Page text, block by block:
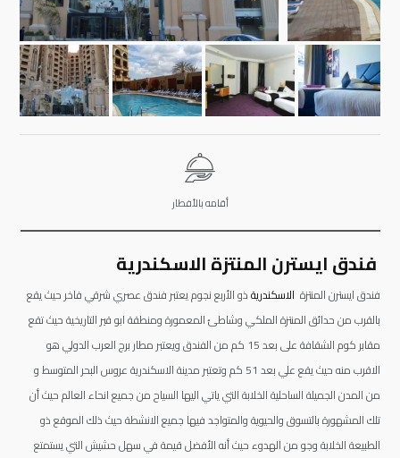
أقامه بالأفطار
فندق ايسترن المنتزة الاسكندرية
فندق ايسترن المنتزة الاسكندريةذو الأربع نجوم يعتبر فندق عصري شرقي فاخر حيث يقع
بالقرب من حدائق المنتزة الملكي وشاطئ المعمورة ومنطقة ابو قير التاريخية حيث تقع
مقابر كوم الشقافة على بعد 15 كم من الفندق ويعتبر مطار برج العرب الدولي هو
الاقرب منه حيث يقع علي بعد 51 كم وتعتبر مدينة الاسكندرية عروس البحر المتوسط و
من المدن الجميلة الساحلية الخلابة التي ياتي اليها السياح من جميع انحاء العالم حيث أن
تلك المشهورة بالتسوق والحيوية والمتواجد فيها جميع الانشطة حيث ذلك الموقع ذو
الطبيعة الخلابة وجو من الهدوء حيث أنه الأفضل قيمة في سهل حشيش التي يستمتع